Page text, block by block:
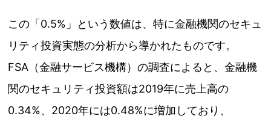
この「0.5%」という数値は、特に金融機関のセキュ
リティ投資実態の分析から導かれたものです。
FSA（金融サービス機構）の調査によると、金融機
関のセキュリティ投資額は2019年に売上高の
0.34%、2020年には0.48%に増加しており、